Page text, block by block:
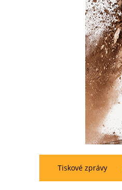
Tiskové zprávy